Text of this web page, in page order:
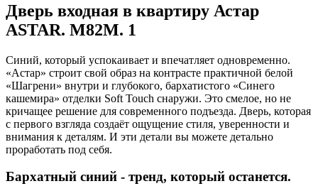
Дверь входная в квартиру Астар
ASTAR. M82M. 1
Синий, который успокаивает и впечатляет одновременно.
«Астар» строит свой образ на контрасте практичной белой
«Шагрени» внутри и глубокого, бархатистого «Синего
кашемира» отделки Soft Touch снаружи. Это смелое, но не
кричащее решение для современного подъезда. Дверь, которая
с первого взгляда создаёт ощущение стиля, уверенности и
внимания к деталям. И эти детали вы можете детально
проработать под себя.
Бархатный синий - тренд, который останется.